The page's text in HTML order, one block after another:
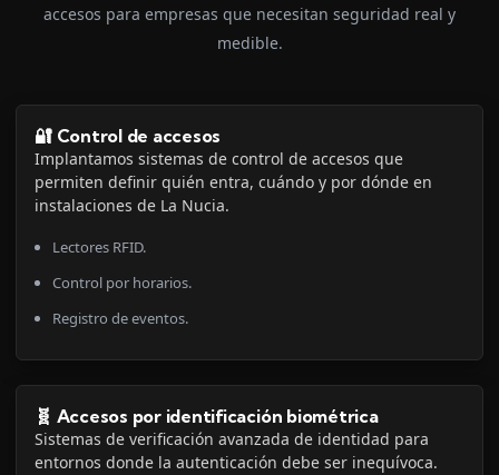
accesos para empresas que necesitan seguridad real y
medible.
🔐 Control de accesos
Implantamos sistemas de control de accesos que
permiten definir quién entra, cuándo y por dónde en
instalaciones de La Nucia.
Lectores RFID.
Control por horarios.
Registro de eventos.
🧬 Accesos por identificación biométrica
Sistemas de verificación avanzada de identidad para
entornos donde la autenticación debe ser inequívoca.